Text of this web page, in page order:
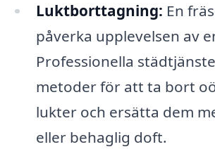
Luktborttagning: En
påverka upplevelsen av
Professionella
metoder för att ta bort
lukter och ersätta dem
eller behaglig doft.